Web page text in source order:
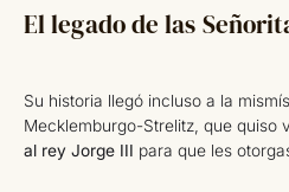
El legado de las
Su historia llegó incluso a la
Mecklemburgo-Strelitz, que quiso
al rey Jorge III para que les